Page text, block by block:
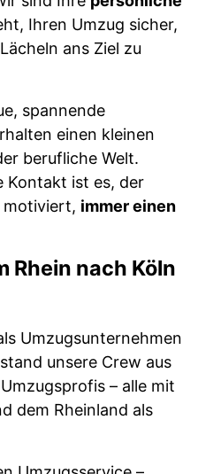
Ihren Umzug sicher,
ans Ziel zu
spannende
einen kleinen
berufliche Welt.
Kontakt ist es, der
motiviert, immer einen
Rhein nach Köln
Umzugsunternehmen
unsere Crew aus
– alle mit
dem Rheinland als